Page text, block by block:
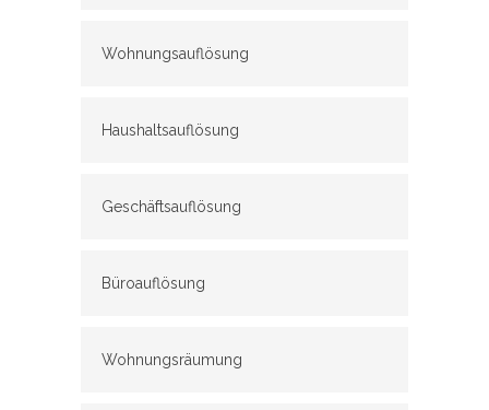
Wohnungsauflösung
Haushaltsauflösung
Geschäftsauflösung
Büroauflösung
Wohnungsräumung